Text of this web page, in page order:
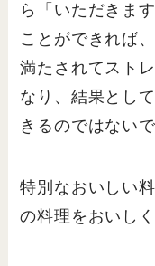
ら「いただきま
ことができれば
満たされてスト
なり、結果とし
きるのではない
特別なおいしい
の料理をおいし